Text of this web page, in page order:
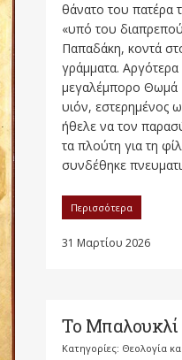
θάνατο του πατέρα
«υπό του
Παπαδάκη, κοντά
γράμματα.
μεγαλέμπορο Θωμά
υιόν, εστερημένος
ήθελε να τον
τα πλούτη για τη
συνδέθηκε
Περισσότερα
31 Μαρτίου 2026
Το Μπαλουκλί
Κατηγορίες: Θεολογία